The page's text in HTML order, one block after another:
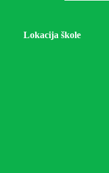
Lokacija škole